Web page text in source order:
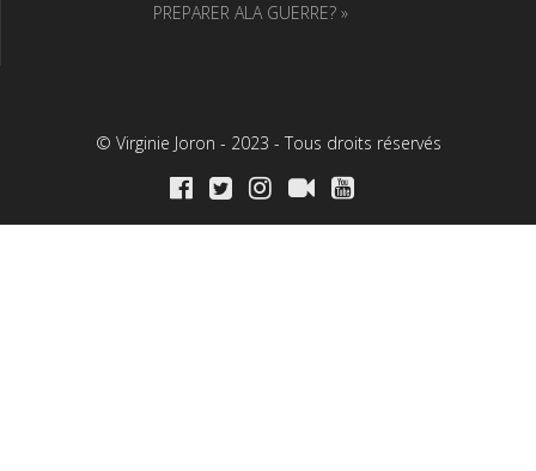
PREPARER ALA GUERRE? »
© Virginie Joron - 2023 - Tous droits réservés